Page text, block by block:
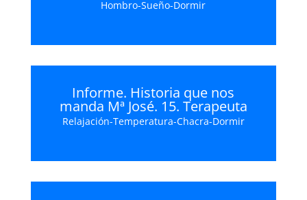
Hombro-Sueño-Dormir
Informe. Historia que nos
manda Mª José. 15. Terapeuta
Relajación-Temperatura-Chacra-Dormir